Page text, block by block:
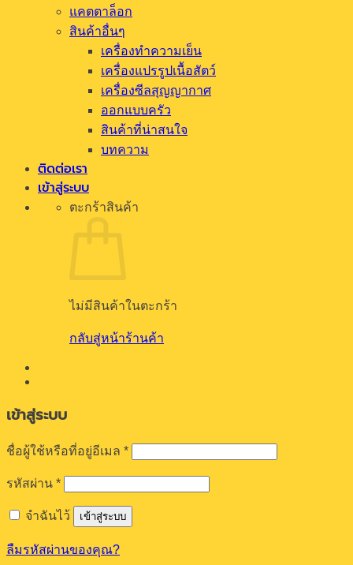
แคตตาล็อก
สินค้าอื่นๆ
เครื่องทำความเย็น
เครื่องแปรรูปเนื้อสัตว์
เครื่องซีลสุญญากาศ
ออกแบบครัว
สินค้าที่น่าสนใจ
บทความ
ติดต่อเรา
เข้าสู่ระบบ
ตะกร้าสินค้า
ไม่มีสินค้าในตะกร้า
กลับสู่หน้าร้านค้า
เข้าสู่ระบบ
ชื่อผู้ใช้หรือที่อยู่อีเมล *ต้องการ
รหัสผ่าน *ต้องการ
จำฉันไว้ เข้าสู่ระบบ
ลืมรหัสผ่านของคุณ?